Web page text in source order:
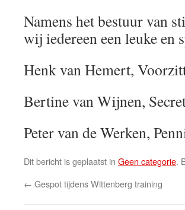
Namens het bestuur van
wij iedereen een leuke en
Henk van Hemert,
Bertine van Wijnen,
Peter van de Werken,
Dit bericht is geplaatst in Geen categorie.
← Gespot tijdens Wittenberg training